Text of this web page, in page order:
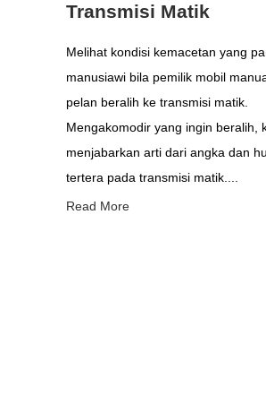
Transmisi Matik
Melihat kondisi kemacetan yang
manusiawi bila pemilik mobil
pelan beralih ke transmisi matik.
Mengakomodir yang ingin beralih,
menjabarkan arti dari angka dan
tertera pada transmisi matik....
Read More